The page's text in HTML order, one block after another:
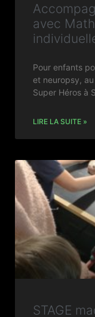
avec
Pour enfants
et neuropsy,
Super Héros à
LIRE LA SUITE »
STAGE